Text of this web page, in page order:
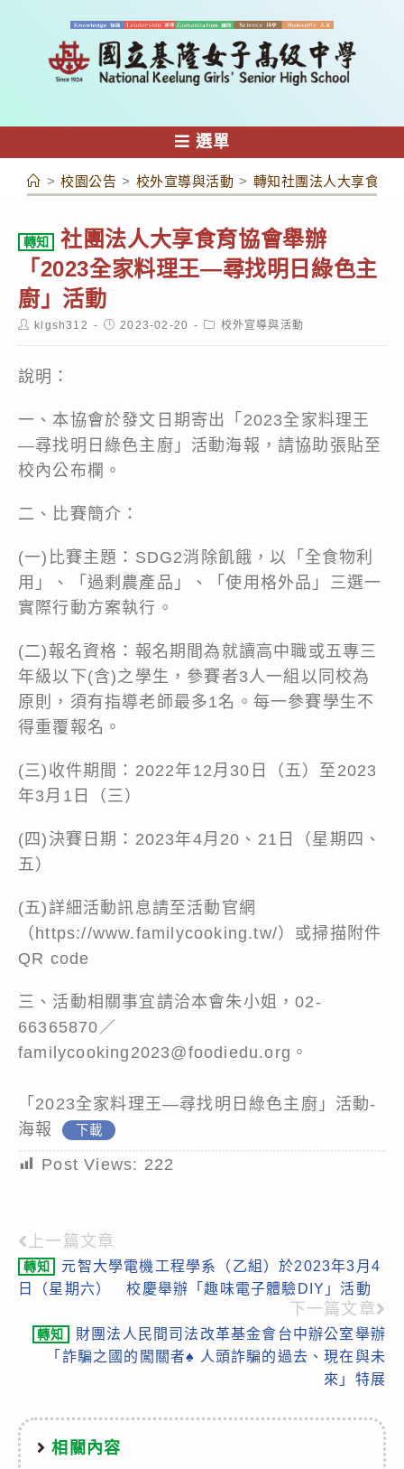
容
選單
> 校園公告 > 校外宣導與活動 > 轉知社團法人大享食育
轉知
社團法人大享食育協會舉辦
「2023全家料理王—尋找明日綠色主
廚」活動
Postklgsh312
Post2023-02-20
Post校外宣導與活動
說明：
一、本協會於發文日期寄出「2023全家料理王
—尋找明日綠色主廚」活動海報，請協助張貼至
校內公布欄。
二、比賽簡介：
(一)比賽主題：SDG2消除飢餓，以「全食物利
用」、「過剩農產品」、「使用格外品」三選一
實際行動方案執行。
(二)報名資格：報名期間為就讀高中職或五專三
年級以下(含)之學生，參賽者3人一組以同校為
原則，須有指導老師最多1名。每一參賽學生不
得重覆報名。
(三)收件期間：2022年12月30日（五）至2023
年3月1日（三）
(四)決賽日期：2023年4月20、21日（星期四、
五）
(五)詳細活動訊息請至活動官網
（https://www.familycooking.tw/）或掃描附件
QR code
三、活動相關事宜請洽本會朱小姐，02-
66365870／
familycooking2023@foodiedu.org。
「2023全家料理王—尋找明日綠色主廚」活動-
海報
下載
Post Views: 222
Read
more
上一篇文章
轉知
元智大學電機工程學系（乙組）於2023年3月4
日（星期六） 校慶舉辦「趣味電子體驗DIY」活動
下一篇文章
轉知
財團法人民間司法改革基金會台中辦公室舉辦
「詐騙之國的闖關者♠ 人頭詐騙的過去、現在與未
來」特展
相關內容